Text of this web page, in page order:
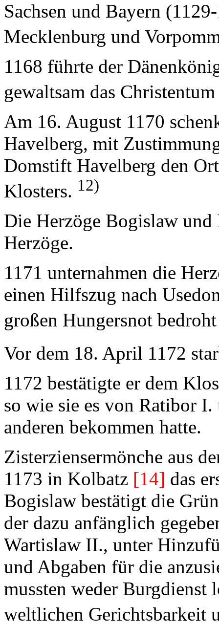
Sachsen und Bayern
Mecklenburg und
1168 führte der
gewaltsam das
Am 16. August 1170
Havelberg, mit
Domstift Havelberg den
Klosters. 12)
Die Herzöge Bogislaw
Herzöge.
1171 unternahmen die
einen Hilfszug nach
großen Hungersnot
Vor dem 18. April 1172
1172 bestätigte er dem
so wie sie es von Ratibor
anderen bekommen hatte.
Zisterziensermönche aus
1173 in Kolbatz [14] das
Bogislaw bestätigt die
der dazu anfänglich
Wartislaw II., unter
und Abgaben für die
mussten weder Burgdienst
weltlichen Gerichtsbarkeit